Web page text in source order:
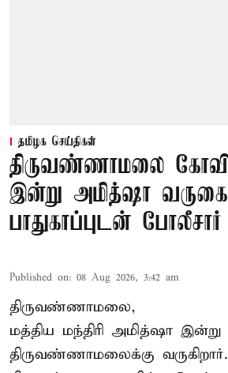
தமிழக செய்திகள்
திருவண்ணாமலை
இன்று அமித்ஷா
பாதுகாப்புடன் போலீசார்
Published on: 08 Aug 2026, 3:42 am
திருவண்ணாமலை,
மத்திய மந்திரி அமித்ஷா இன்று
திருவண்ணாமலைக்கு